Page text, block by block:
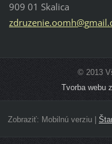
909 01 Skalica
zdruzenie.oomh@g
© 2013
Tvorba webu
Zobraziť: Mobilnú verziu|